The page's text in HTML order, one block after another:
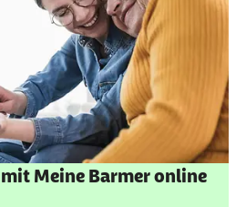
Meine Barmer online